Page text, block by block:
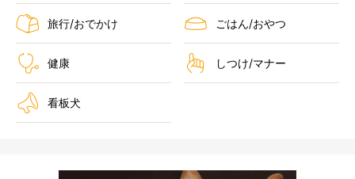
旅行/おでかけ ごはん/おやつ
健康 しつけ/マナー
看板犬